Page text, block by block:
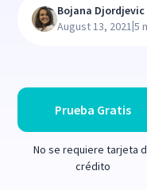
Prueba Gratis
No se requiere tarjeta
crédito
Bojana Djordjevic
August 13, 2021|5